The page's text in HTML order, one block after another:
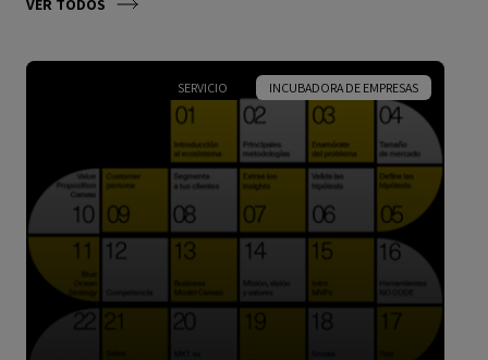
VER TODOS
SERVICIO INCUBADORA DE EMPRESAS
ESPAÑOL